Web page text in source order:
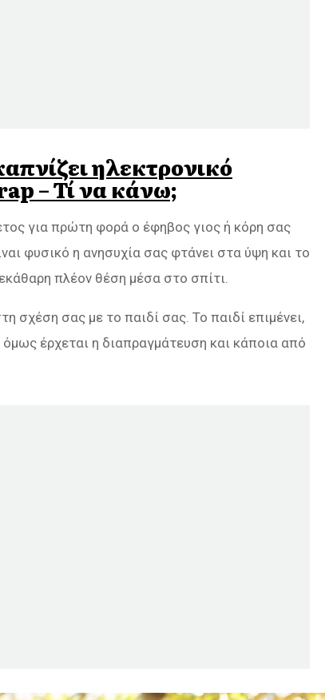
ηλεκτρονικό
– Τί να κάνω;
για πρώτη φορά ο έφηβος γιος ή κόρη σας
φυσικό η ανησυχία σας φτάνει στα ύψη και το
πλέον θέση μέσα στο σπίτι.
σχέση σας με το παιδί σας. Το παιδί επιμένει,
όμως έρχεται η διαπραγμάτευση και κάποια από